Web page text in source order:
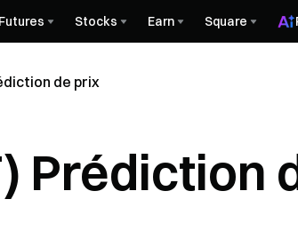
Futures Stocks Earn Square
de prix
Prédiction